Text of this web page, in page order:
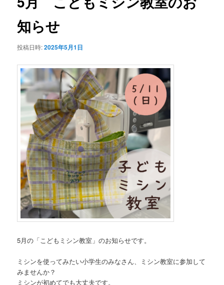
ゲ
知らせ
投稿日時:2025年5月1日
5月の「こどもミシン教室」のお知らせです。
ミシンを使ってみたい小学生のみなさん、ミシン教室に参加して
みませんか？
ミシンが初めてでも大丈夫です。